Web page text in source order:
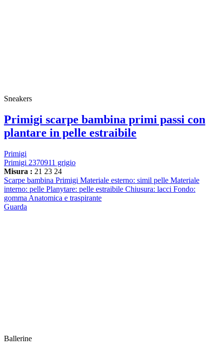
Sneakers
Primigi scarpe bambina primi passi con
plantare in pelle estraibile
Primigi
Primigi 2370911 grigio
Misura : 21 23 24
Scarpe bambina Primigi Materiale esterno: simil pelle Materiale
interno: pelle Planytare: pelle estraibile Chiusura: lacci Fondo:
gomma Anatomica e traspirante
Guarda
Ballerine